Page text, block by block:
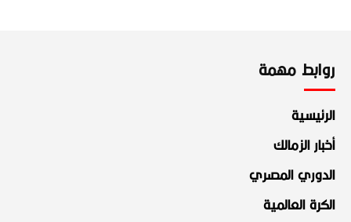
روابط مهمة
الرئيسية
أخبار الزمالك
الدوري المصري
الكرة العالمية